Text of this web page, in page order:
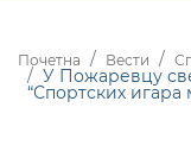
Почетна Вести
У Пожаревцу
“Спортских игара